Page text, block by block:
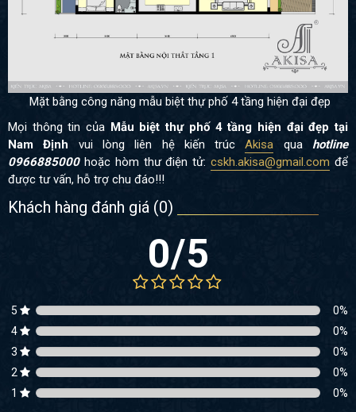
Mặt bằng công năng mẫu biệt thự phố 4 tầng hiện đại đẹp
Mọi thông tin của Mẫu biệt thự phố 4 tầng hiện đại đẹp tại
Nam Định vui lòng liên hệ kiến trúcAkisa quahotline
0966885000hoặc hòm thư điện tử:cskh.akisa@gmail.com để
được tư vấn, hỗ trợ chu đáo!!!
Khách hàng đánh giá (0)
0/5
5 0%
4
0%
3
0%
2
0%
1
0%